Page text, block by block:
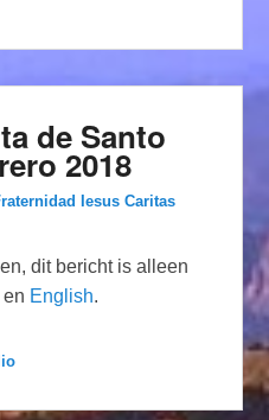
de Santo
2018
Iesus Caritas
dit bericht is alleen
en English.